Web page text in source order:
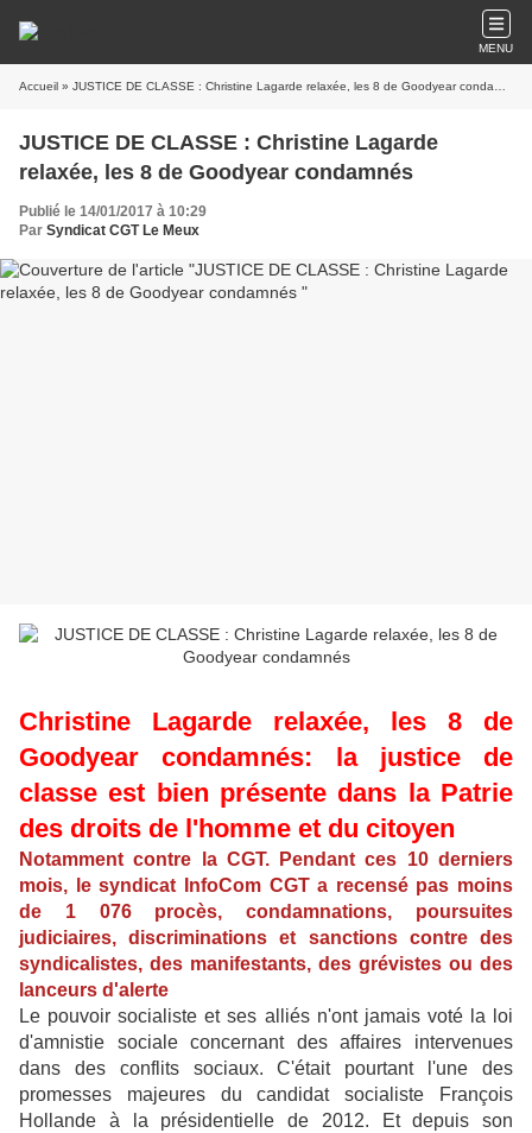
MENU
Accueil » JUSTICE DE CLASSE : Christine Lagarde relaxée, les 8 de Goodyear condamnés
JUSTICE DE CLASSE : Christine Lagarde
relaxée, les 8 de Goodyear condamnés
Publié le 14/01/2017 à 10:29
Par Syndicat CGT Le Meux
Christine Lagarde relaxée, les 8 de
Goodyear condamnés: la justice de
classe est bien présente dans la Patrie
des droits de l'homme et du citoyen
Notamment contre la CGT. Pendant ces 10 derniers
mois, le syndicat InfoCom CGT a recensé pas moins
de 1 076 procès, condamnations, poursuites
judiciaires, discriminations et sanctions contre des
syndicalistes, des manifestants, des grévistes ou des
lanceurs d'alerte
Le pouvoir socialiste et ses alliés n'ont jamais voté la loi
d'amnistie sociale concernant des affaires intervenues
dans des conflits sociaux. C'était pourtant l'une des
promesses majeures du candidat socialiste François
Hollande à la présidentielle de 2012. Et depuis son